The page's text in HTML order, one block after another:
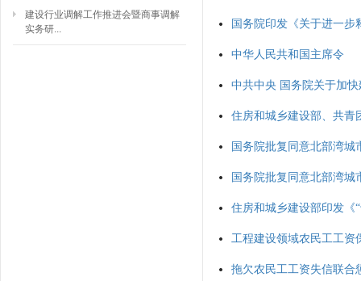
建设行业调解工作推进会暨商事调解
实务研...
国务院印发《关于进一
中华人民共和国主席令
中共中央 国务院关于加
住房和城乡建设部、共青
国务院批复同意北部湾城
国务院批复同意北部湾城
住房和城乡建设部印发《
工程建设领域农民工工资
拖欠农民工工资失信联合